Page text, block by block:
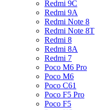
Redmi 9C
Redmi 9A
Redmi Note 8
Redmi Note 8T
Redmi 8
Redmi 8A
Redmi 7
Poco M6 Pro
Poco M6
Poco C61
Poco F5 Pro
Poco F5